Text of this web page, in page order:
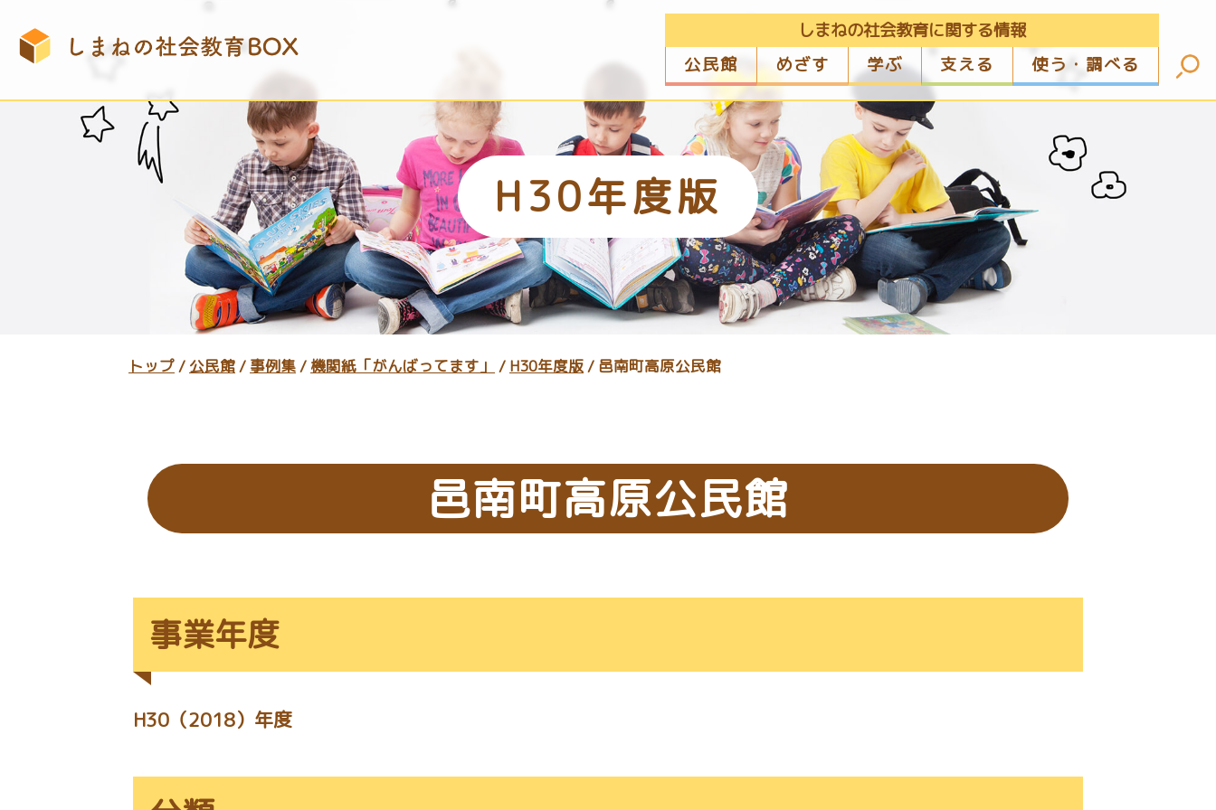
しまねの社会教育に関する情報
公民館
めざす 学ぶ 支える 使う・調べる
H30年度版
現
置：
トップ / 公民館 / 事例集 / 機関紙「がんばってます」 / H30年度版 / 邑南町高原公民館
邑南町高原公民館
事業年度
H30（2018）年度